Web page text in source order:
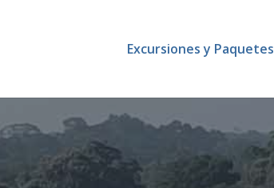
Excursiones y Paquetes